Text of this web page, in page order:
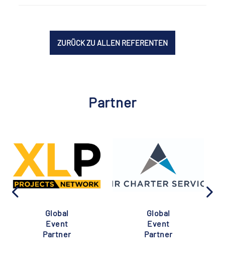
ZURÜCK ZU ALLEN REFERENTEN
Partner
Global
Event
Partner
Global
Event
Partner